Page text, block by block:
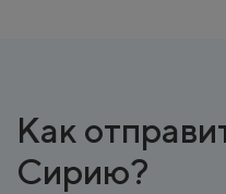
Как
Сирию?